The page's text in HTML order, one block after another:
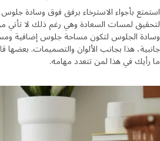
بأجواء الاسترخاء برفق فوق وسادة
لمسات السعادة وهي رغم ذلك لا تأتي من
الجلوس لتكون مساحة جلوس إضافية
هذا بجانب الألوان والتصميمات. بعضها
في هذا لمن تتعدد مهامه.